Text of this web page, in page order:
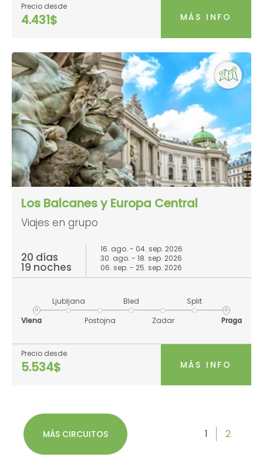
Precio desde
4.431$ MÁS INFO
Los Balcanes y Europa Central
Viajes en grupo
20 días
19 noches
16. ago. - 04. sep. 2026
30. ago. - 18. sep. 2026
06. sep. - 25. sep. 2026
Viena
Ljubljana
Postojna
Bled
Zadar
Split
Praga
Precio desde
5.534$ MÁS INFO
MÁS CIRCUITOS 1 2